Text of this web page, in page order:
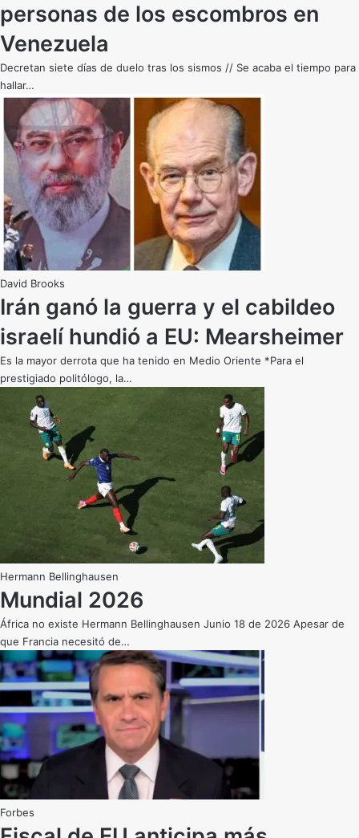
personas de los escombros en
Venezuela
Decretan siete días de duelo tras los sismos // Se acaba el tiempo para
hallar…
David Brooks
Irán ganó la guerra y el cabildeo
israelí hundió a EU: Mearsheimer
Es la mayor derrota que ha tenido en Medio Oriente *Para el
prestigiado politólogo, la…
Hermann Bellinghausen
Mundial 2026
África no existe Hermann Bellinghausen Junio 18 de 2026 Apesar de
que Francia necesitó de…
Forbes